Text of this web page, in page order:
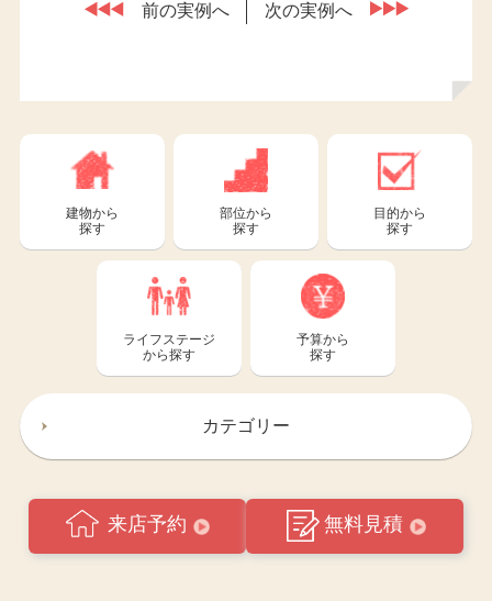
前の実例へ 次の実例へ
建物から
探す
部位から
探す
目的から
探す
ライフステージ
から探す
予算から
探す
カテゴリー
来店予約 無料見積